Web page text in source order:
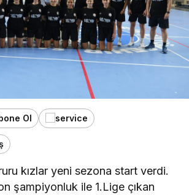
Ol
kızlar yeni sezona start verdi.
şampiyonluk ile 1.Lige çıkan